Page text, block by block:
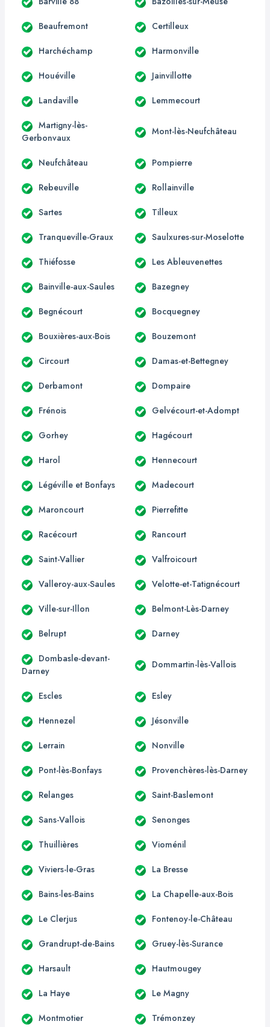
Beaufremont Certilleux
Harchéchamp Harmonville
Houéville Jainvillotte
Landaville Lemmecourt
Martigny-lès-
Gerbonvaux
Mont-lès-Neufchâteau
Neufchâteau Pompierre
Rebeuville Rollainville
Sartes Tilleux
Tranqueville-Graux Saulxures-sur-Moselotte
Thiéfosse Les Ableuvenettes
Bainville-aux-Saules Bazegney
Begnécourt Bocquegney
Bouxières-aux-Bois Bouzemont
Circourt Damas-et-Bettegney
Derbamont Dompaire
Frénois Gelvécourt-et-Adompt
Gorhey Hagécourt
Harol Hennecourt
Légéville et Bonfays Madecourt
Maroncourt Pierrefitte
Racécourt Rancourt
Saint-Vallier Valfroicourt
Valleroy-aux-Saules Velotte-et-Tatignécourt
Ville-sur-Illon Belmont-Lès-Darney
Belrupt Darney
Dombasle-devant-
Darney
Dommartin-lès-Vallois
Escles Esley
Hennezel Jésonville
Lerrain Nonville
Pont-lès-Bonfays Provenchères-lès-Darney
Relanges Saint-Baslemont
Sans-Vallois Senonges
Thuillières Vioménil
Viviers-le-Gras La Bresse
Bains-les-Bains La Chapelle-aux-Bois
Le Clerjus Fontenoy-le-Château
Grandrupt-de-Bains Gruey-lès-Surance
Harsault Hautmougey
La Haye Le Magny
Montmotier Trémonzey